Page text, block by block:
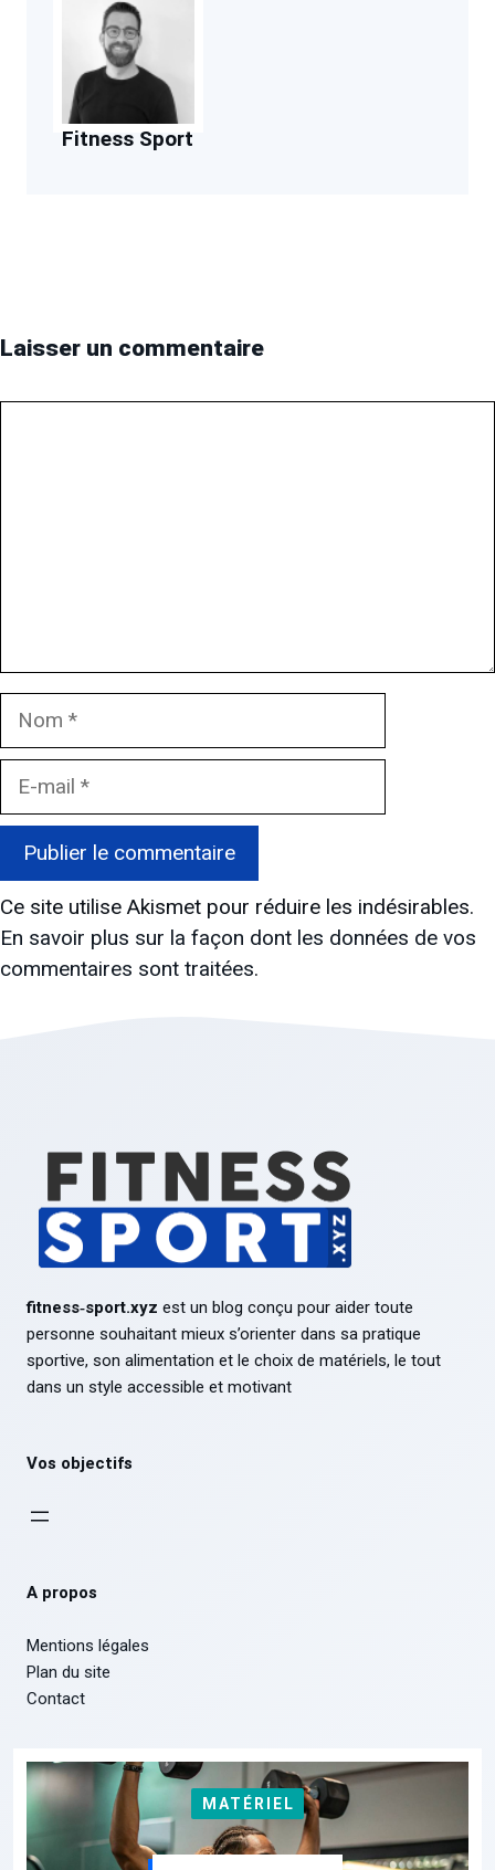
Fitness Sport
Laisser un commentaire
Nom
Ce site utilise Akismet pour réduire les indésirables.
En savoir plus sur la façon dont les données de vos
commentaires sont traitées.
fitness‑sport.xyz est un blog conçu pour aider toute
personne souhaitant mieux s’orienter dans sa pratique
sportive, son alimentation et le choix de matériels, le tout
dans un style accessible et motivant
Vos objectifs
A propos
Mentions légales
Plan du site
Contact
MATÉRIEL